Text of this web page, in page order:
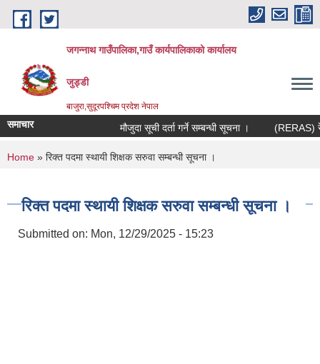
Skip to main content
जगन्नाथ गाउँपालिका,गाउँ कार्यपालिकाको कार्यालय
जुड्डी
बाजुरा,सुदूरपश्चिम प्रदेश नेपाल
समाचार मौजुदा सूची दर्ता गर्ने सम्बन्धी सूचना । (RERAS)
You are here
Home » रिक्त पदमा स्थायी शिक्षक सरुवा सम्बन्धी सूचना ।
रिक्त पदमा स्थायी शिक्षक सरुवा सम्बन्धी सूचना ।
Submitted on: Mon, 12/29/2025 - 15:23